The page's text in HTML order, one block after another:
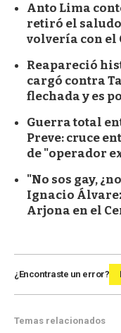
Anto Lima
retiró el
volvería con el
Reapareció
cargó contra
flechada y es
Guerra total
Preve: cruce
de "operador
"No sos gay,
Ignacio
Arjona en el
¿Encontraste un error?
Temas relacionados